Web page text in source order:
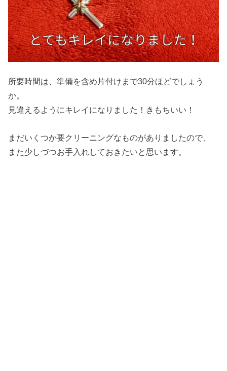
所要時間は、準備を含め片付けまで30分ほどでしょう
か。
見違えるようにキレイになりました！きもちいい！
まだいくつか要クリーニングなものがありましたので、
また少しづつお手入れしておきたいと思います。